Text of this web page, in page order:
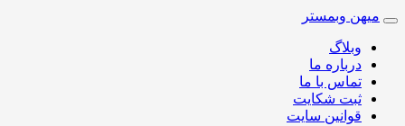
Toggle
navigation
میهن وبمستر
وبلاگ
درباره ما
تماس با ما
ثبت شکایت
قوانین سایت